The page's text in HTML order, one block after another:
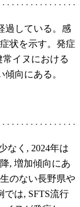
過している。感
状を示す。発症
常イヌにおける
向にある。
なく, 2024年は
, 増加傾向にあ
のない長野県や
は, SFTS流行